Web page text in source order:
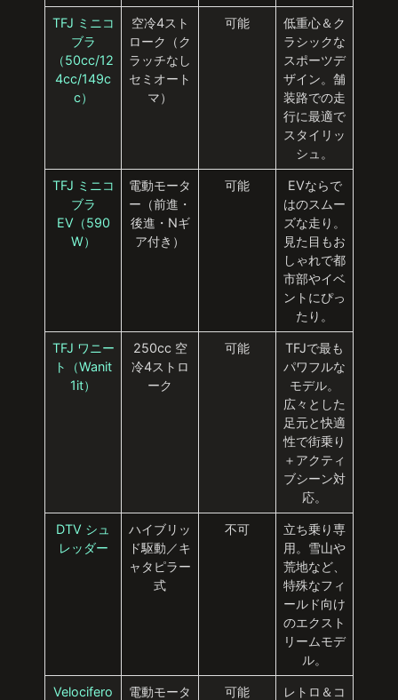
TFJ ミニコ
ブラ
（50cc/12
4cc/149c
c）
空冷4スト
ローク（ク
ラッチなし
セミオート
マ）
可能
低重心＆ク
ラシックな
スポーツデ
ザイン。舗
装路での走
行に最適で
スタイリッ
シュ。
TFJ ミニコ
ブラ
EV（590
W）
電動モータ
ー（前進・
後進・Nギ
ア付き）
可能
EVならで
はのスムー
ズな走り。
見た目もお
しゃれで都
市部やイベ
ントにぴっ
たり。
TFJ ワニー
ト（Wanit
1it）
250cc 空
冷4ストロ
ーク
可能
TFJで最も
パワフルな
モデル。
広々とした
足元と快適
性で街乗り
＋アクティ
ブシーン対
応。
DTV シュ
レッダー
ハイブリッ
ド駆動／キ
ャタピラー
式
不可
立ち乗り専
用。雪山や
荒地など、
特殊なフィ
ールド向け
のエクスト
リームモデ
ル。
Velocifero
電動モータ
可能
レトロ＆コ